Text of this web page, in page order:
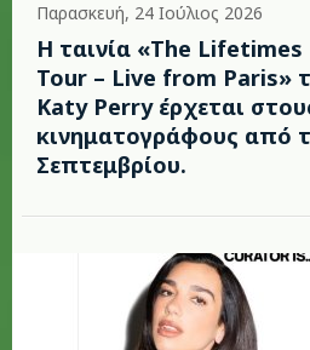
Παρασκευή, 24 Ιούλιος 2026
Η ταινία «The Lifetimes
Tour – Live from Paris»
Katy Perry έρχεται
κινηματογράφους από
Σεπτεμβρίου.